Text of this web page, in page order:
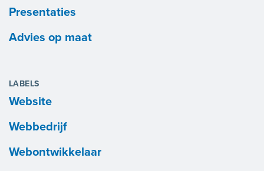
Presentaties
Advies op maat
LABELS
Website
Webbedrijf
Webontwikkelaar